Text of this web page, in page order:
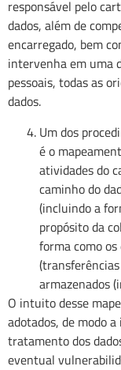
responsável pelo
dados, além de
encarregado, bem
intervenha em uma
pessoais, todas as
dados.
Um dos
é o
atividades do
caminho do
(incluindo a
propósito da
forma como
armazenados
O intuito desse
adotados, de modo
tratamento dos
eventual